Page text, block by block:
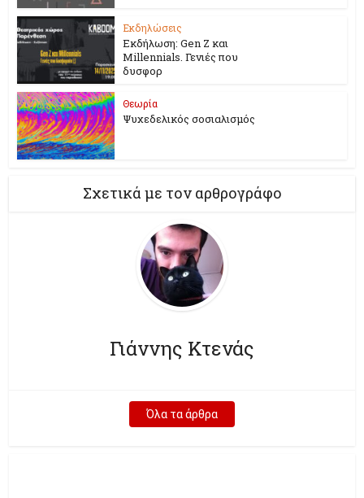
Εκδηλώσεις
Εκδήλωση: Gen Z και
Millennials. Γενιές που
δυσφορ
Θεωρία
Ψυχεδελικός σοσιαλισμός
Σχετικά με τον αρθρογράφο
Γιάννης Κτενάς
Όλα τα άρθρα